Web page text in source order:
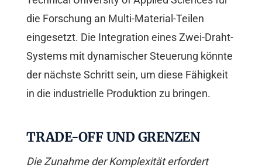
die Forschung an Multi-Material-Teilen
eingesetzt. Die Integration eines Zwei-Draht-
Systems mit dynamischer Steuerung könnte
der nächste Schritt sein, um diese Fähigkeit
in die industrielle Produktion zu bringen.
TRADE-OFF UND GRENZEN
Die Zunahme der Komplexität erfordert